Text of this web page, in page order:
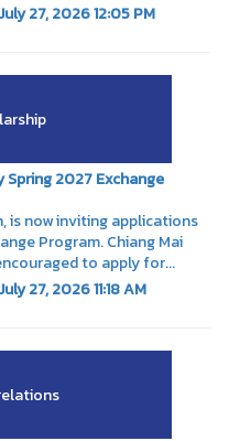
27, 2026 12:05 PM
2027 Exchange
is now inviting applications
Program. Chiang Mai
to apply for...
27, 2026 11:18 AM